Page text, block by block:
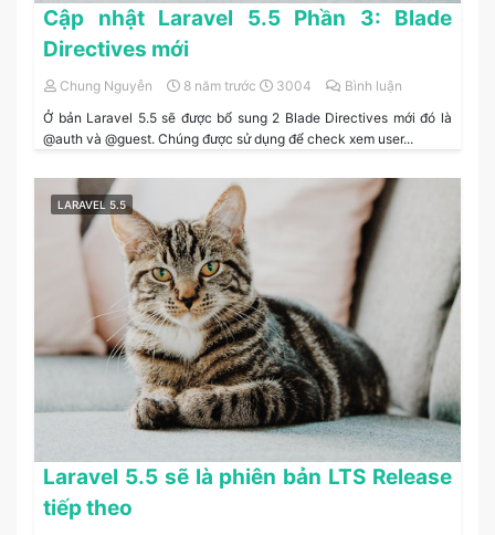
Cập nhật Laravel 5.5 Phần 3: Blade
Directives mới
Chung Nguyễn 8 năm trước 3004
Bình luận
Ở bản Laravel 5.5 sẽ được bổ sung 2 Blade Directives mới đó là
@auth và @guest. Chúng được sử dụng để check xem user...
LARAVEL 5.5
Laravel 5.5 sẽ là phiên bản LTS Release
tiếp theo